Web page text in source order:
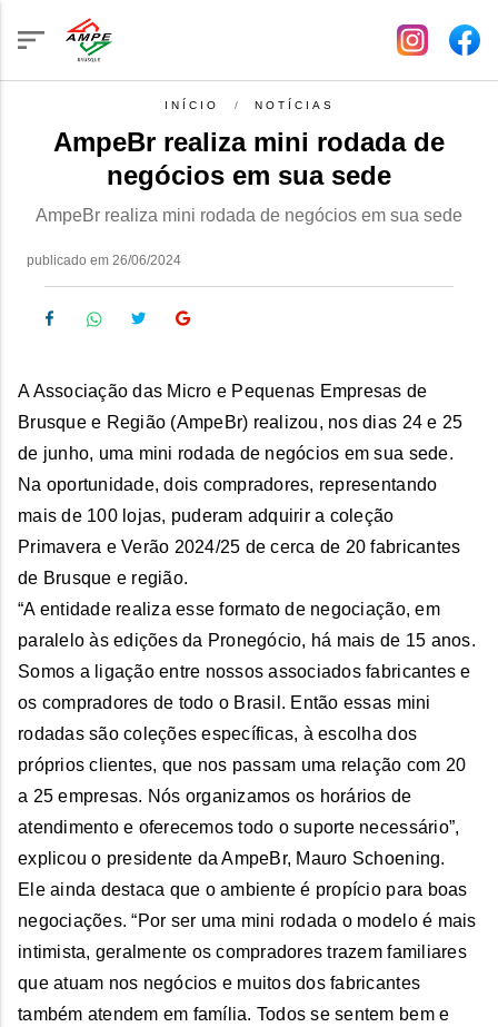
INÍCIO NOTÍCIAS
AmpeBr realiza mini rodada de
negócios em sua sede
AmpeBr realiza mini rodada de negócios em sua sede
publicado em 26/06/2024
A Associação das Micro e Pequenas Empresas de
Brusque e Região (AmpeBr) realizou, nos dias 24 e 25
de junho, uma mini rodada de negócios em sua sede.
Na oportunidade, dois compradores, representando
mais de 100 lojas, puderam adquirir a coleção
Primavera e Verão 2024/25 de cerca de 20 fabricantes
de Brusque e região.
“A entidade realiza esse formato de negociação, em
paralelo às edições da Pronegócio, há mais de 15 anos.
Somos a ligação entre nossos associados fabricantes e
os compradores de todo o Brasil. Então essas mini
rodadas são coleções específicas, à escolha dos
próprios clientes, que nos passam uma relação com 20
a 25 empresas. Nós organizamos os horários de
atendimento e oferecemos todo o suporte necessário”,
explicou o presidente da AmpeBr, Mauro Schoening.
Ele ainda destaca que o ambiente é propício para boas
negociações. “Por ser uma mini rodada o modelo é mais
intimista, geralmente os compradores trazem familiares
que atuam nos negócios e muitos dos fabricantes
também atendem em família. Todos se sentem bem e